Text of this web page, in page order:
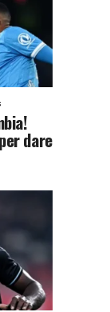
dare